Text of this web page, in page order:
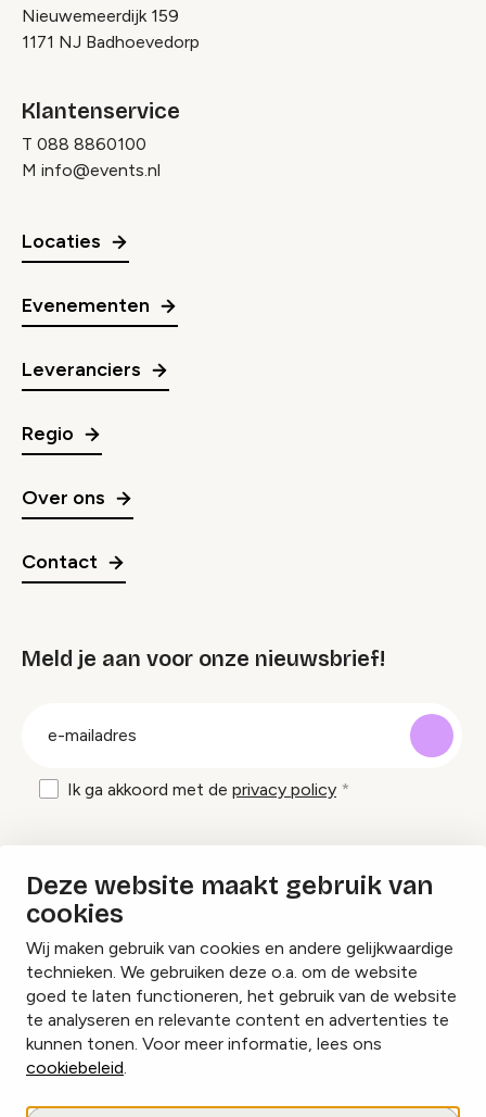
Deze website maakt gebruik van
cookies
Wij maken gebruik van cookies en andere gelijkwaardige
technieken. We gebruiken deze o.a. om de website
goed te laten functioneren, het gebruik van de website
te analyseren en relevante content en advertenties te
kunnen tonen. Voor meer informatie, lees ons
cookiebeleid.
Nieuwemeerdijk 159
1171 NJ Badhoevedorp
Klantenservice
T 088 8860100
M info@events.nl
Locaties
Evenementen
Leveranciers
Regio
Over ons
Contact
Meld je aan voor onze nieuwsbrief!
Ik ga akkoord met de privacy policy
Inspiratie en tips om evenementen te
organiseren?
Lees onze inspiratieblogs
Cookies beheren